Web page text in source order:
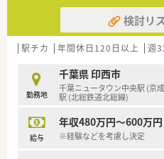
キャリア志向の方も、やり
■調剤過誤対策も万全、調剤
なども全店に完備しておりま
■面接後に配属先は決定しま
≪働きやすい環境≫
■平均残業時間10時間程度
す。
検討リ
駅チカ 年間休日120日以上 週
勤務地
千葉県 印西市
千葉ニュータウン中央駅 (京
駅 (北総鉄道北総線)
給与
年収480万円～600万円
※経験などを考慮し決定